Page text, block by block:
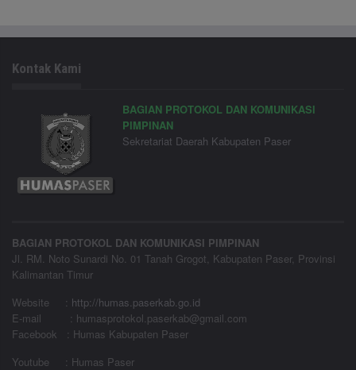
Kontak Kami
BAGIAN PROTOKOL DAN KOMUNIKASI
PIMPINAN
Sekretariat Daerah Kabupaten Paser
BAGIAN PROTOKOL DAN KOMUNIKASI PIMPINAN
Jl. RM. Noto Sunardi No. 01 Tanah Grogot, Kabupaten Paser, Provinsi
Kalimantan Timur
Website
: http://humas.paserkab.go.id
E-mail : humasprotokol.paserkab@gmail.com
Facebook : Humas Kabupaten Paser
Youtube : Humas Paser